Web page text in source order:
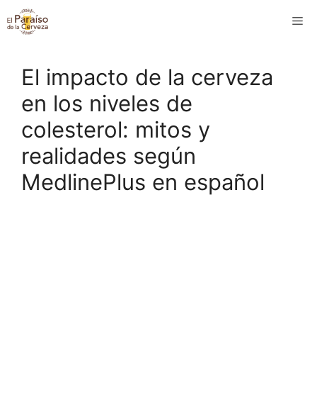
Saltar
al
El impacto de la cerveza
en los niveles de
colesterol: mitos y
realidades según
MedlinePlus en español